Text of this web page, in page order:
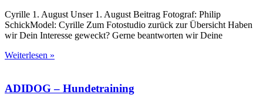
Cyrille 1. August Unser 1. August Beitrag Fotograf: Philip
SchickModel: Cyrille Zum Fotostudio zurück zur Übersicht Haben
wir Dein Interesse geweckt? Gerne beantworten wir Deine
Weiterlesen »
ADIDOG – Hundetraining